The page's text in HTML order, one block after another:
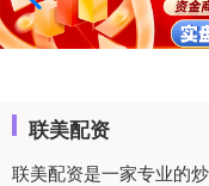
联美配资
联美配资是一家专业的